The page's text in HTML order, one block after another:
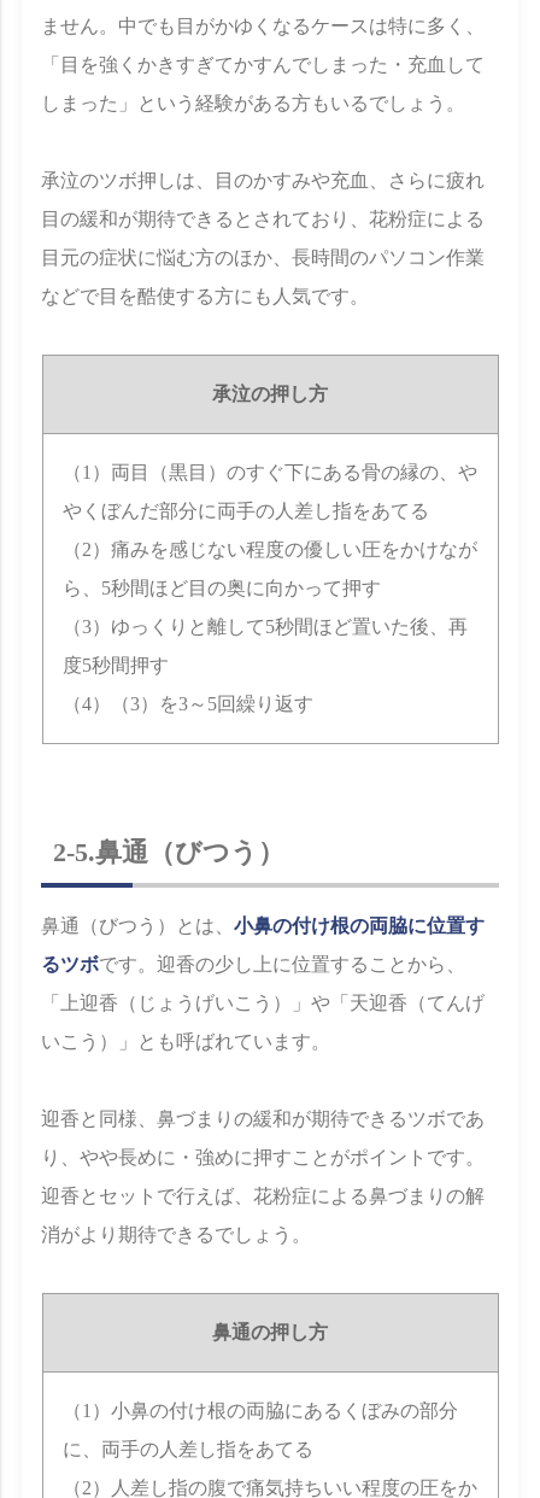
ません。中でも目がかゆくなるケースは特に多く、
「目を強くかきすぎてかすんでしまった・充血して
しまった」という経験がある方もいるでしょう。
承泣のツボ押しは、目のかすみや充血、さらに疲れ
目の緩和が期待できるとされており、花粉症による
目元の症状に悩む方のほか、長時間のパソコン作業
などで目を酷使する方にも人気です。
承泣の押し方
（1）両目（黒目）のすぐ下にある骨の縁の、や
やくぼんだ部分に両手の人差し指をあてる
（2）痛みを感じない程度の優しい圧をかけなが
ら、5秒間ほど目の奥に向かって押す
（3）ゆっくりと離して5秒間ほど置いた後、再
度5秒間押す
（4）（3）を3～5回繰り返す
2-5.鼻通（びつう）
鼻通（びつう）とは、小鼻の付け根の両脇に位置す
るツボです。迎香の少し上に位置することから、
「上迎香（じょうげいこう）」や「天迎香（てんげ
いこう）」とも呼ばれています。
迎香と同様、鼻づまりの緩和が期待できるツボであ
り、やや長めに・強めに押すことがポイントです。
迎香とセットで行えば、花粉症による鼻づまりの解
消がより期待できるでしょう。
鼻通の押し方
（1）小鼻の付け根の両脇にあるくぼみの部分
に、両手の人差し指をあてる
（2）人差し指の腹で痛気持ちいい程度の圧をか